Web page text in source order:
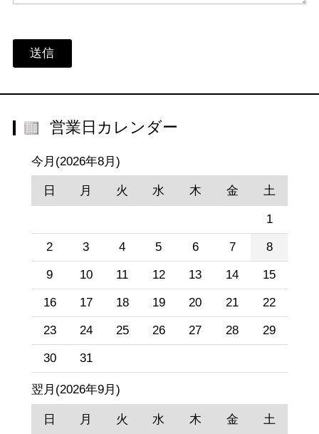
営業日カレンダー
今月(2026年8月)
日 月 火 水 木 金 土
1
2 3 4 5 6 7 8
9 10 11 12 13 14 15
16 17 18 19 20 21 22
23 24 25 26 27 28 29
30 31
翌月(2026年9月)
日 月 火 水 木 金 土